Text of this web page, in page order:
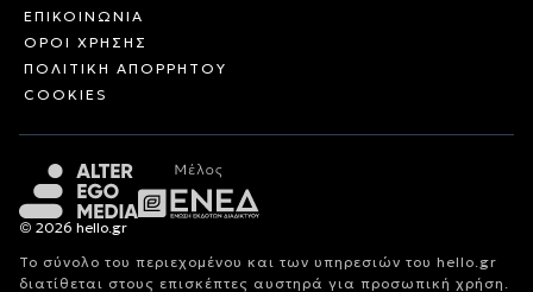
ΕΠΙΚΟΙΝΩΝΙΑ
ΟΡΟΙ ΧΡΗΣΗΣ
ΠΟΛΙΤΙΚΗ ΑΠΟΡΡΗΤΟΥ
COOKIES
© 2026 hello.gr
Το σύνολο του περιεχομένου και των υπηρεσιών του hello.gr
διατίθεται στους επισκέπτες αυστηρά για προσωπική χρήση.